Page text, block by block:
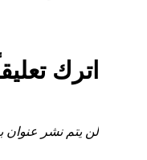
اترك
لن يتم نشر عنوان